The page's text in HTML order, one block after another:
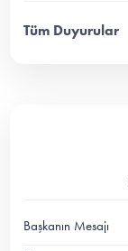
Tüm Duyurular
Başkanın Mesajı